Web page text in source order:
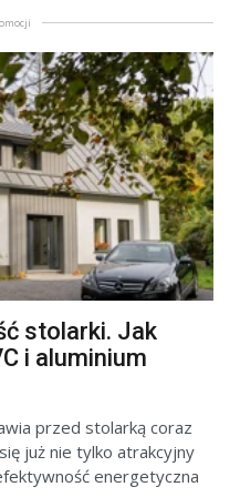
stolarki. Jak
i aluminium
przed stolarką coraz
już nie tylko atrakcyjny
energetyczna